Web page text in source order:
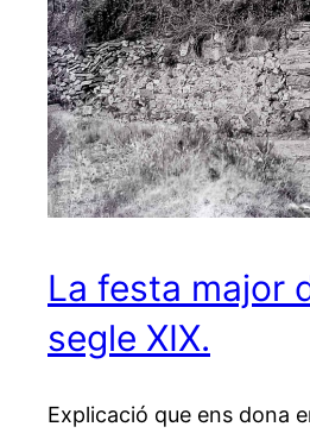
La festa major
segle XIX.
Explicació que ens dona